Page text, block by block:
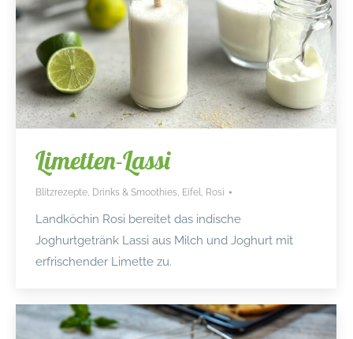
Limetten-Lassi
Blitzrezepte Drinks & Smoothies Eifel Rosi
Landköchin Rosi bereitet das indische
Joghurtgetränk Lassi aus Milch und Joghurt mit
erfrischender Limette zu.